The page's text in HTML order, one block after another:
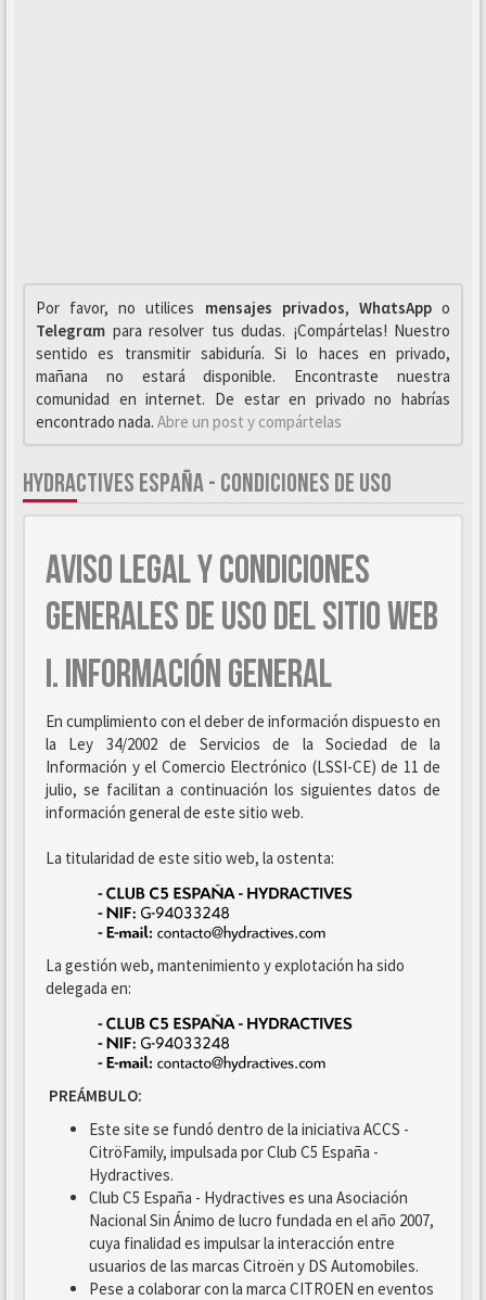
Por favor, no utilices mensajes privados, WhαtsAppo
Telegrαm para resolver tus dudas. ¡Compártelas! Nuestro
sentido es transmitir sabiduría. Si lo haces en privado,
mañana no estará disponible. Encontraste nuestra
comunidad en internet. De estar en privado no habrías
encontrado nada. Abre un post y compártelas
HYDRACTIVES ESPAÑA - CONDICIONES DE USO
AVISO LEGAL Y CONDICIONES
GENERALES DE USO DEL SITIO WEB
I. INFORMACIÓN GENERAL
En cumplimiento con el deber de información dispuesto en
la Ley 34/2002 de Servicios de la Sociedad de la
Información y el Comercio Electrónico (LSSI-CE) de 11 de
julio, se facilitan a continuación los siguientes datos de
información general de este sitio web.
La titularidad de este sitio web, la ostenta:
La gestión web, mantenimiento y explotación ha sido
delegada en:
PREÁMBULO:
Este site se fundó dentro de la iniciativa ACCS -
CitröFamily, impulsada por Club C5 España -
Hydractives.
Club C5 España - Hydractives es una Asociación
Nacional Sin Ánimo de lucro fundada en el año 2007,
cuya finalidad es impulsar la interacción entre
usuarios de las marcas Citroën y DS Automobiles.
Pese a colaborar con la marca CITROEN en eventos